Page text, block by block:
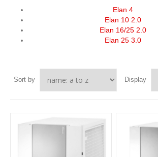
Elan 4
Elan 10 2.0
Elan 16/25 2.0
Elan 25 3.0
Sort by Display